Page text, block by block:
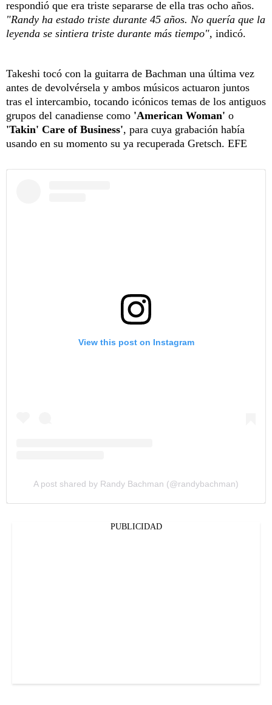
respondió que era triste separarse de ella tras ocho años.
"Randy ha estado triste durante 45 años. No quería que la
leyenda se sintiera triste durante más tiempo", indicó.
Takeshi tocó con la guitarra de Bachman una última vez
antes de devolvérsela y ambos músicos actuaron juntos
tras el intercambio, tocando icónicos temas de los antiguos
grupos del canadiense como 'American Woman' o
'Takin' Care of Business', para cuya grabación había
usando en su momento su ya recuperada Gretsch. EFE
View this post on Instagram
A post shared by Randy Bachman (@randybachman)
PUBLICIDAD